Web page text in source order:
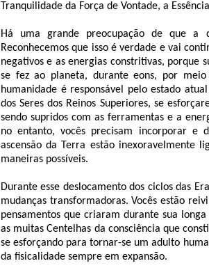
Tranquilidade da Força de Vontade, a
Há uma grande preocupação de que a
Reconhecemos que isso é verdade e vai
negativos e as energias constritivas, porque
se fez ao planeta, durante eons, por meio
humanidade é responsável pelo estado
dos Seres dos Reinos Superiores, se
sendo supridos com as ferramentas e a
no entanto, vocês precisam incorporar e
ascensão da Terra estão inexoravelmente
maneiras possíveis.
Durante esse deslocamento dos ciclos das
mudanças transformadoras. Vocês estão
pensamentos que criaram durante sua
as muitas Centelhas da consciência que
se esforçando para tornar-se um adulto
da fisicalidade sempre em expansão.